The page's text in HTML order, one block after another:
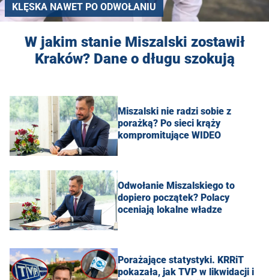
KLĘSKA NAWET PO ODWOŁANIU
W jakim stanie Miszalski zostawił
Kraków? Dane o długu szokują
Miszalski nie radzi sobie z
porażką? Po sieci krąży
kompromitujące WIDEO
Odwołanie Miszalskiego to
dopiero początek? Polacy
oceniają lokalne władze
Porażające statystyki. KRRiT
pokazała, jak TVP w likwidacji i